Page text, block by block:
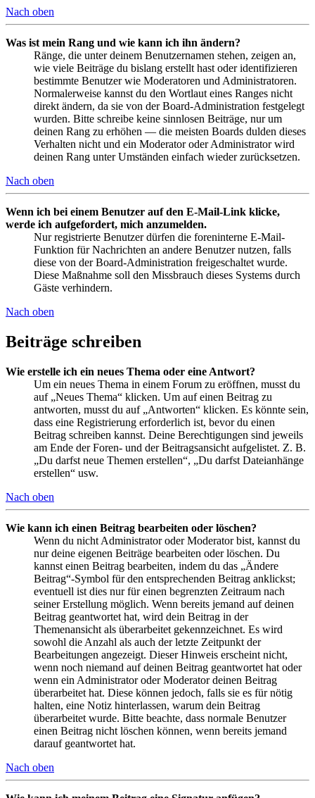
Nach oben
Was ist mein Rang und wie kann ich ihn ändern?
Ränge, die unter deinem Benutzernamen stehen, zeigen an,
wie viele Beiträge du bislang erstellt hast oder identifizieren
bestimmte Benutzer wie Moderatoren und Administratoren.
Normalerweise kannst du den Wortlaut eines Ranges nicht
direkt ändern, da sie von der Board-Administration festgelegt
wurden. Bitte schreibe keine sinnlosen Beiträge, nur um
deinen Rang zu erhöhen — die meisten Boards dulden dieses
Verhalten nicht und ein Moderator oder Administrator wird
deinen Rang unter Umständen einfach wieder zurücksetzen.
Nach oben
Wenn ich bei einem Benutzer auf den E-Mail-Link klicke,
werde ich aufgefordert, mich anzumelden.
Nur registrierte Benutzer dürfen die foreninterne E-Mail-
Funktion für Nachrichten an andere Benutzer nutzen, falls
diese von der Board-Administration freigeschaltet wurde.
Diese Maßnahme soll den Missbrauch dieses Systems durch
Gäste verhindern.
Nach oben
Beiträge schreiben
Wie erstelle ich ein neues Thema oder eine Antwort?
Um ein neues Thema in einem Forum zu eröffnen, musst du
auf „Neues Thema“ klicken. Um auf einen Beitrag zu
antworten, musst du auf „Antworten“ klicken. Es könnte sein,
dass eine Registrierung erforderlich ist, bevor du einen
Beitrag schreiben kannst. Deine Berechtigungen sind jeweils
am Ende der Foren- und der Beitragsansicht aufgelistet. Z. B.
„Du darfst neue Themen erstellen“, „Du darfst Dateianhänge
erstellen“ usw.
Nach oben
Wie kann ich einen Beitrag bearbeiten oder löschen?
Wenn du nicht Administrator oder Moderator bist, kannst du
nur deine eigenen Beiträge bearbeiten oder löschen. Du
kannst einen Beitrag bearbeiten, indem du das „Ändere
Beitrag“-Symbol für den entsprechenden Beitrag anklickst;
eventuell ist dies nur für einen begrenzten Zeitraum nach
seiner Erstellung möglich. Wenn bereits jemand auf deinen
Beitrag geantwortet hat, wird dein Beitrag in der
Themenansicht als überarbeitet gekennzeichnet. Es wird
sowohl die Anzahl als auch der letzte Zeitpunkt der
Bearbeitungen angezeigt. Dieser Hinweis erscheint nicht,
wenn noch niemand auf deinen Beitrag geantwortet hat oder
wenn ein Administrator oder Moderator deinen Beitrag
überarbeitet hat. Diese können jedoch, falls sie es für nötig
halten, eine Notiz hinterlassen, warum dein Beitrag
überarbeitet wurde. Bitte beachte, dass normale Benutzer
einen Beitrag nicht löschen können, wenn bereits jemand
darauf geantwortet hat.
Nach oben